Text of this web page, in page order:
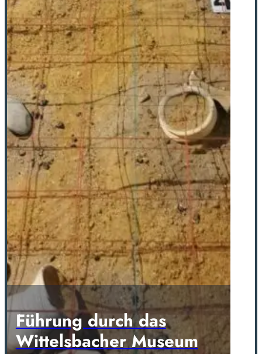
Führung durch das
Wittelsbacher Museum